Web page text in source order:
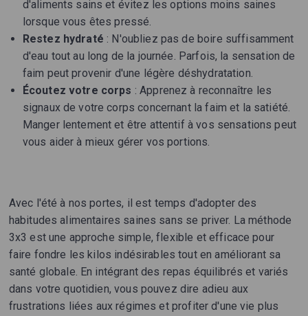
d'aliments sains et évitez les options moins saines
lorsque vous êtes pressé.
Restez hydraté : N'oubliez pas de boire suffisamment
d'eau tout au long de la journée. Parfois, la sensation de
faim peut provenir d'une légère déshydratation.
Écoutez votre corps : Apprenez à reconnaître les
signaux de votre corps concernant la faim et la satiété.
Manger lentement et être attentif à vos sensations peut
vous aider à mieux gérer vos portions.
Avec l'été à nos portes, il est temps d'adopter des
habitudes alimentaires saines sans se priver. La méthode
3x3 est une approche simple, flexible et efficace pour
faire fondre les kilos indésirables tout en améliorant sa
santé globale. En intégrant des repas équilibrés et variés
dans votre quotidien, vous pouvez dire adieu aux
frustrations liées aux régimes et profiter d'une vie plus